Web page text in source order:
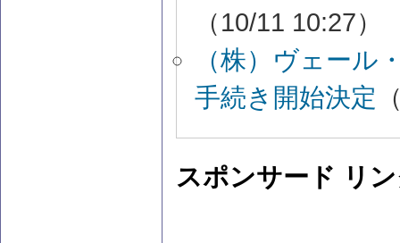
（10/11 10:27）
（株）ヴェール
手続き開始決定
スポンサード リ